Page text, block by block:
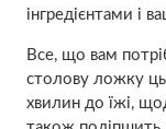
інгредієнтами і
Все, що вам
столову ложку
хвилин до їжі,